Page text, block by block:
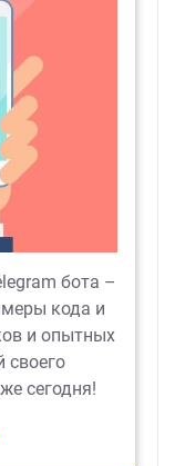
бота –
кода и
и опытных
своего
сегодня!